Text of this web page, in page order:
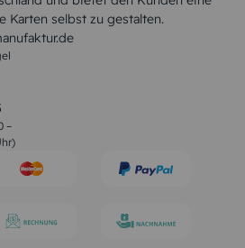
Karten selbst zu gestalten.
–